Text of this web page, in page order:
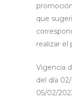
que
realizar el
Vigencia
del día
05/02/